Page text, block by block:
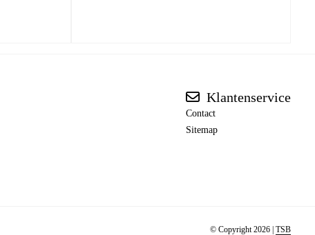
Klantenservice
Contact
Sitemap
© Copyright 2026 | TSB